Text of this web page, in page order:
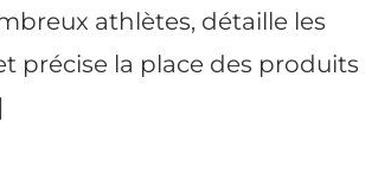
athlètes, détaille les
précise la place des produits